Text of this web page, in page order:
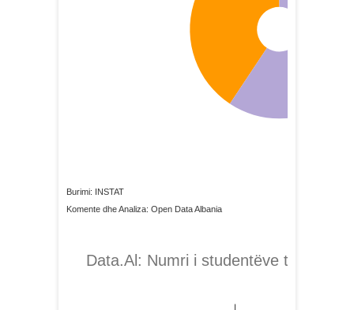
Burimi: INSTAT
Komente dhe Analiza: Open Data Albania